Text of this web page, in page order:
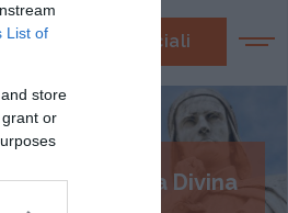
List of
store
or
I nostri speciali
della Divina